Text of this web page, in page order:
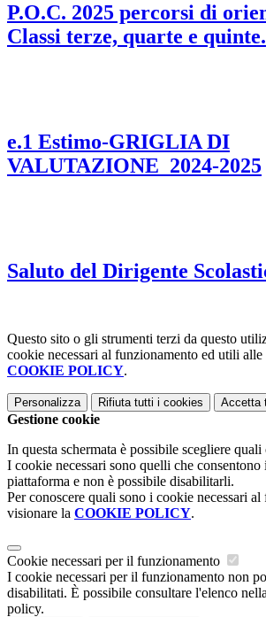
P.O.C. 2025 percorsi di
Classi terze, quarte e quinte.
e.1 Estimo-GRIGLIA DI
VALUTAZIONE_2024-2025
Saluto del Dirigente
Questo sito o gli strumenti terzi da questo
cookie necessari al funzionamento ed utili
COOKIE POLICY.
Personalizza Rifiuta tutti i cookies Accetta
Gestione cookie
In questa schermata è possibile scegliere
I cookie necessari sono quelli che
piattaforma e non è possibile disabilitarli.
Per conoscere quali sono i cookie necessari
visionare la COOKIE POLICY.
Cookie necessari per il funzionamento
I cookie necessari per il funzionamento non
disabilitati. È possibile consultare l'elenco
policy.